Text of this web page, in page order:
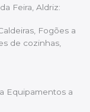
Feira, Aldriz:
Fogões a
de cozinhas,
Equipamentos a